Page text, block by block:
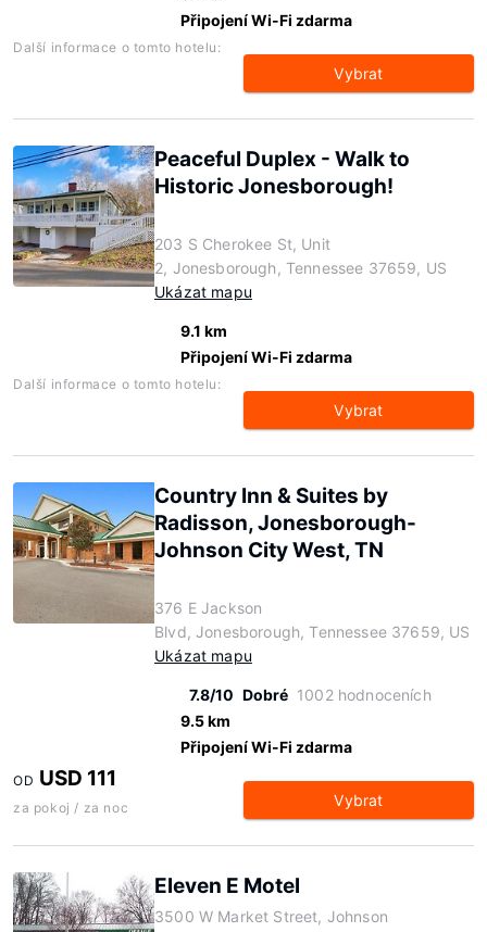
Připojení Wi-Fi zdarma
Další informace o tomto hotelu:
Vybrat
Peaceful Duplex - Walk to
Historic Jonesborough!
203 S Cherokee St, Unit
2, Jonesborough, Tennessee 37659, US
Ukázat mapu
9.1 km
Připojení Wi-Fi zdarma
Další informace o tomto hotelu:
Vybrat
Country Inn & Suites by
Radisson, Jonesborough-
Johnson City West, TN
376 E Jackson
Blvd, Jonesborough, Tennessee 37659, US
Ukázat mapu
7.8/10 Dobré 1002 hodnoceních
9.5 km
Připojení Wi-Fi zdarma
OD USD 111
za pokoj / za noc Vybrat
Eleven E Motel
3500 W Market Street, Johnson